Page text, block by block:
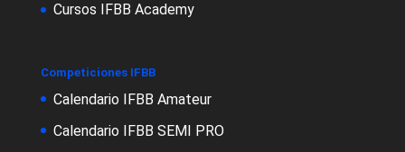
Cursos IFBB Academy
Competiciones IFBB
Calendario IFBB Amateur
Calendario IFBB SEMI PRO